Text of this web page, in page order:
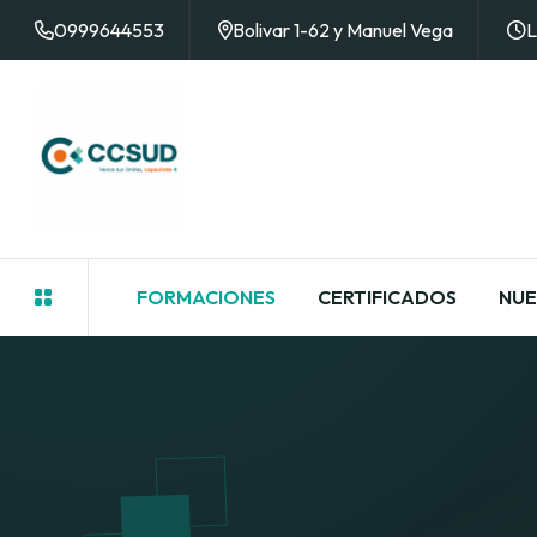
0999644553 Bolivar 1-62 y Manuel Vega
FORMACIONES CERTIFICADOS